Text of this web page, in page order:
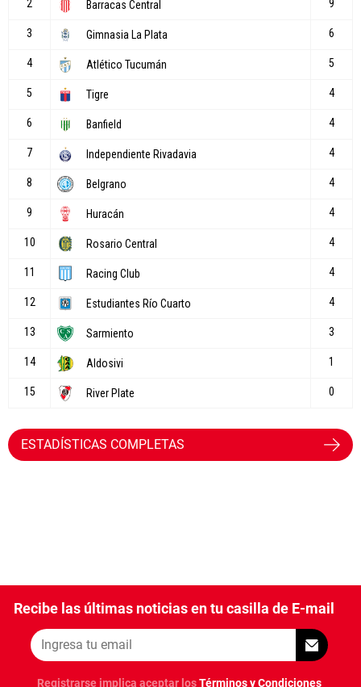
ESTADÍSTICAS COMPLETAS
Recibe las últimas noticias en tu casilla de E-mail
Registrarse implica aceptar losTérminos y Condiciones